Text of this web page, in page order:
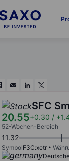
SFC
20.55+0.30 /
52-Wochen-Bereich
11.32
SymbolF3C:xetr